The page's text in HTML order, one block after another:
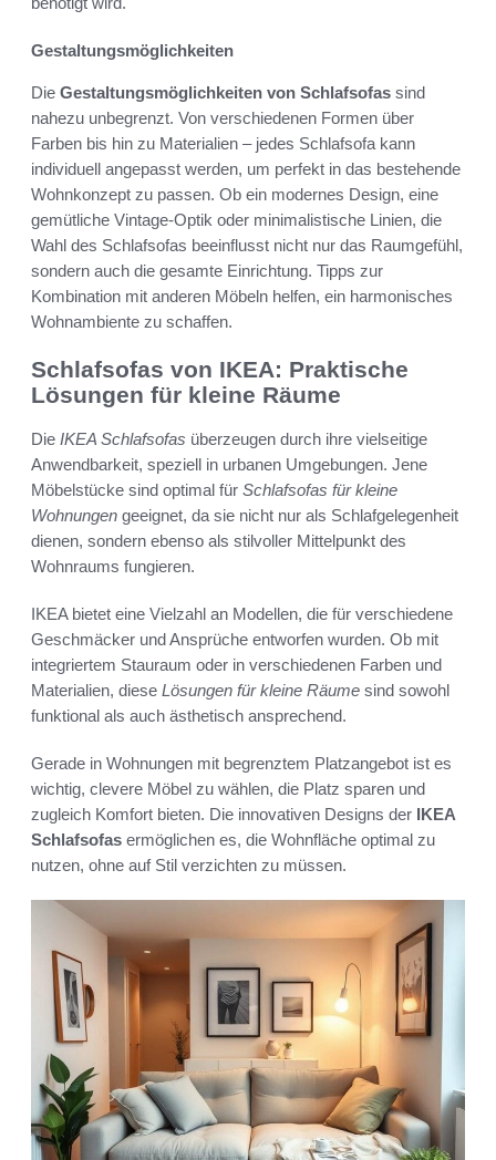
Gestaltungsmöglichkeiten
Die Gestaltungsmöglichkeiten von Schlafsofas sind
nahezu unbegrenzt. Von verschiedenen Formen über
Farben bis hin zu Materialien – jedes Schlafsofa kann
individuell angepasst werden, um perfekt in das bestehende
Wohnkonzept zu passen. Ob ein modernes Design, eine
gemütliche Vintage-Optik oder minimalistische Linien, die
Wahl des Schlafsofas beeinflusst nicht nur das Raumgefühl,
sondern auch die gesamte Einrichtung. Tipps zur
Kombination mit anderen Möbeln helfen, ein harmonisches
Wohnambiente zu schaffen.
Schlafsofas von IKEA: Praktische
Lösungen für kleine Räume
Die IKEA Schlafsofas überzeugen durch ihre vielseitige
Anwendbarkeit, speziell in urbanen Umgebungen. Jene
Möbelstücke sind optimal für Schlafsofas für kleine
Wohnungen geeignet, da sie nicht nur als Schlafgelegenheit
dienen, sondern ebenso als stilvoller Mittelpunkt des
Wohnraums fungieren.
IKEA bietet eine Vielzahl an Modellen, die für verschiedene
Geschmäcker und Ansprüche entworfen wurden. Ob mit
integriertem Stauraum oder in verschiedenen Farben und
Materialien, diese Lösungen für kleine Räume sind sowohl
funktional als auch ästhetisch ansprechend.
Gerade in Wohnungen mit begrenztem Platzangebot ist es
wichtig, clevere Möbel zu wählen, die Platz sparen und
zugleich Komfort bieten. Die innovativen Designs der IKEA
Schlafsofas ermöglichen es, die Wohnfläche optimal zu
nutzen, ohne auf Stil verzichten zu müssen.